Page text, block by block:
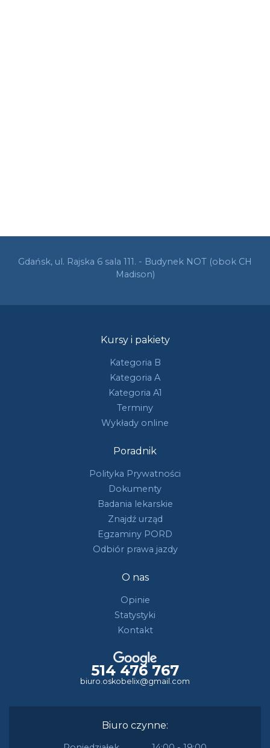
Gdańsk, ul. Rajska 6 sala 111. - Budynek NOT (obok CH
Madison)
Kursy i pakiety
Kategoria B
Kategoria A
Kategoria A1
Terminy
Wykłady online
Poradnik
Polityka Prywatności
Dokumenty
Badania lekarskie
Znajdź urząd
Egzaminy PORD
Odbiór prawa jazdy
O nas
Opinie
Statystyki
Kontakt
514 476 767
biuro.oskobelix@gmail.com
Biuro czynne: